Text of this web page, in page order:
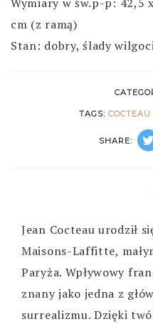
cm (z ramą)
Stan: dobry,ślady
TAGS:
SHARE:
Jean Cocteau urodził
Maisons-Laffitte,
Paryża. Wpływowy
znany jako jedna z
surrealizmu. Dzięki